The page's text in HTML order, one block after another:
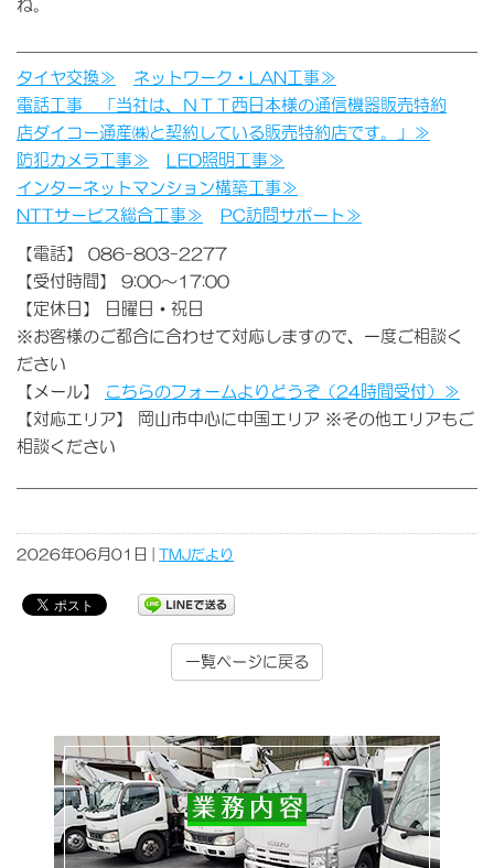
ね。
タイヤ交換≫
ネットワーク・LAN工事≫
電話工事 「当社は、ＮＴＴ西日本様の通信機器販売特約
店ダイコー通産㈱と契約している販売特約店です。」≫
防犯カメラ工事≫
LED照明工事≫
インターネットマンション構築工事≫
NTTサービス総合工事≫
PC訪問サポート≫
【電話】 086-803-2277
【受付時間】 9:00～17:00
【定休日】 日曜日・祝日
※お客様のご都合に合わせて対応しますので、一度ご相談く
ださい
【メール】
こちらのフォームよりどうぞ（24時間受付）≫
【対応エリア】 岡山市中心に中国エリア ※その他エリアもご
相談ください
2026年06月01日 | TMJだより
一覧ページに戻る